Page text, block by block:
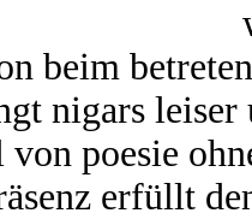
beim
nigars leiser
poesie
erfüllt